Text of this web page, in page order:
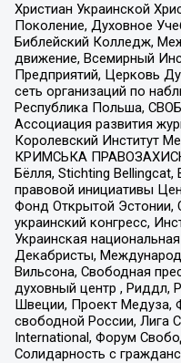
Христиан Украинской
Поколение, Духовное
Библейский Колледж,
движение, Всемирный
Предприятий, Церковь
сеть организаций по
Республика Польша,
Ассоциация развития
Королевский Институт
КРИМСЬКА
Бёлля, Stichting Bellingcat,
правовой инициативы
Фонд Открытой Эстонии,
украинский конгресс,
Украинская
Декабристы,
Вильсона, Свободная
духовный центр , Риддл,
Швеции, Проект Медуза,
свободной России, Лига
International, Форум
Солидарность с